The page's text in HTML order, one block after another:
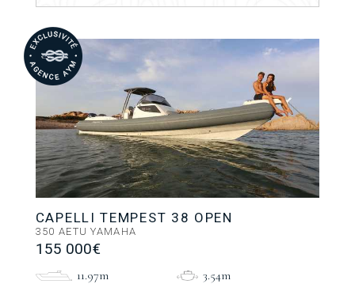
CAPELLI TEMPEST 38 OPEN
350 AETU YAMAHA
155 000€
11.97m
3.54m